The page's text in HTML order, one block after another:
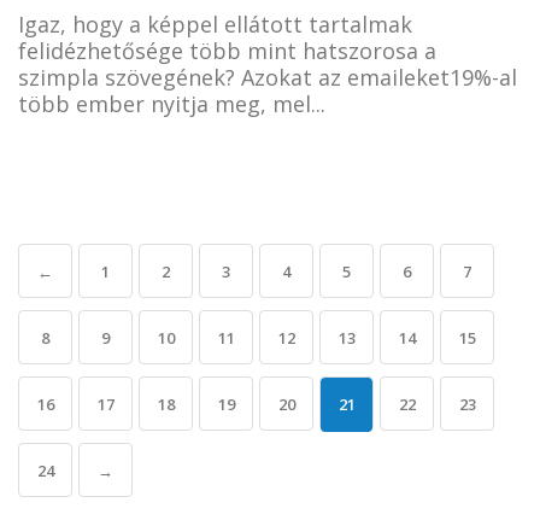
Igaz, hogy a képpel ellátott tartalmak
felidézhetősége több mint hatszorosa a
szimpla szövegének? Azokat az emaileket19%-al
több ember nyitja meg, mel...
← 1 2 3 4 5 6 7
8 9 10 11 12 13 14 15
16 17 18 19 20 21 22 23
24 →